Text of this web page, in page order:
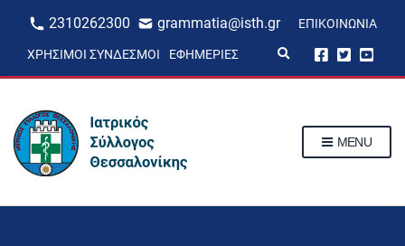
2310262300 grammatia@isth.gr ΕΠΙΚΟΙΝΩΝΊΑ
ΧΡΉΣΙΜΟΙ ΣΎΝΔΕΣΜΟΙ ΕΦΗΜΕΡΊΕΣ
p
MENU